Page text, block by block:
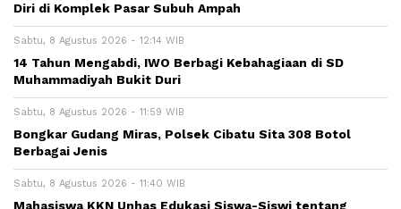
Diri di Komplek Pasar Subuh Ampah
Sabtu, 8 Agustus 2026 - 12:14 WIB
14 Tahun Mengabdi, IWO Berbagi Kebahagiaan di SD
Muhammadiyah Bukit Duri
Sabtu, 8 Agustus 2026 - 11:59 WIB
Bongkar Gudang Miras, Polsek Cibatu Sita 308 Botol
Berbagai Jenis
Sabtu, 8 Agustus 2026 - 11:40 WIB
Mahasiswa KKN Unhas Edukasi Siswa-Siswi tentang